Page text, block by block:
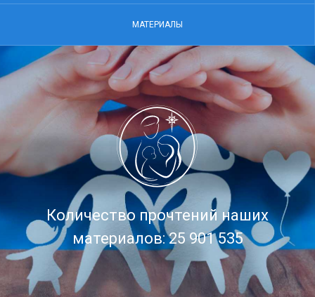
МАТЕРИАЛЫ
Количество прочтений наших
материалов: 25 901 535